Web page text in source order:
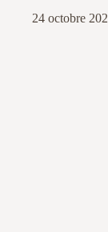
24 octobre